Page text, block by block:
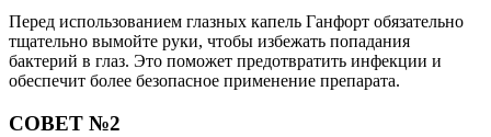
Перед использованием глазных капель Ганфорт обязательно
тщательно вымойте руки, чтобы избежать попадания
бактерий в глаз. Это поможет предотвратить инфекции и
обеспечит более безопасное применение препарата.
СОВЕТ №2